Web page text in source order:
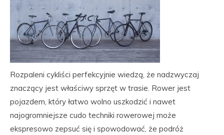
Rozpaleni cykliści perfekcyjnie wiedzą, że nadzwyczaj
znaczący jest właściwy sprzęt w trasie. Rower jest
pojazdem, który łatwo wolno uszkodzić i nawet
najogromniejsze cudo techniki rowerowej może
ekspresowo zepsuć się i spowodować, że podróż